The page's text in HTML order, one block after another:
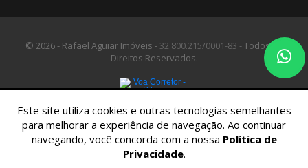
© 2026 - Rafael Aguiar Imóveis - 32.800.215/0001-83 -Todos os
Direitos Reservados.
Este site utiliza cookies e outras tecnologias semelhantes
para melhorar a experiência de navegação. Ao continuar
navegando, você concorda com a nossa Política de
Privacidade.